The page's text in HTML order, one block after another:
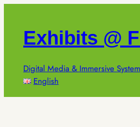
springenExhibits @
Digital Media & Immersive
English